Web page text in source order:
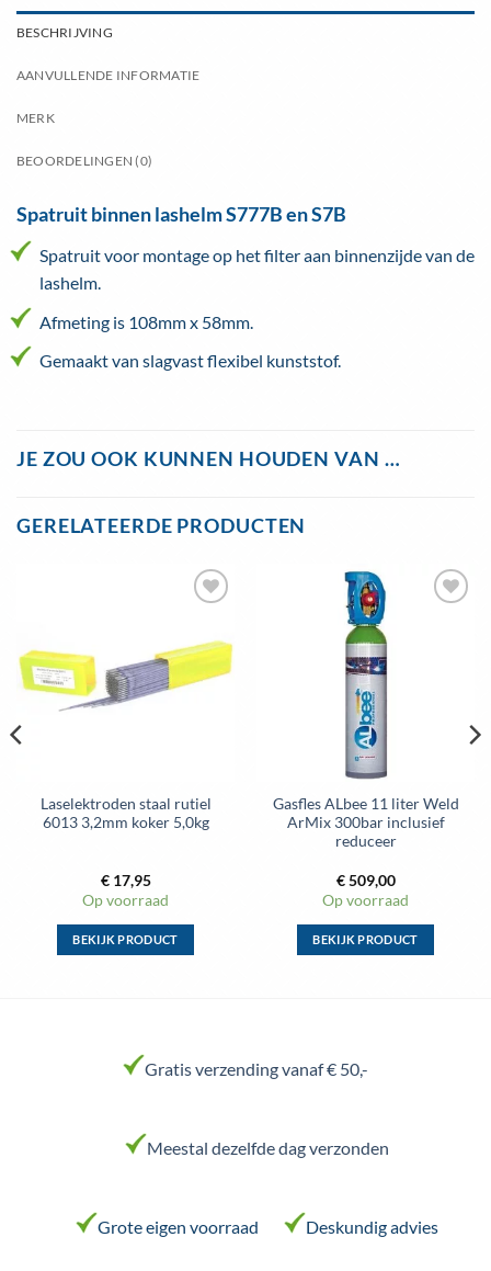
BESCHRIJVING
AANVULLENDE INFORMATIE
MERK
BEOORDELINGEN (0)
Spatruit binnen lashelm S777B en S7B
Spatruit voor montage op het filter aan binnenzijde van de
lashelm.
Afmeting is 108mm x 58mm.
Gemaakt van slagvast flexibel kunststof.
JE ZOU OOK KUNNEN HOUDEN VAN …
GERELATEERDE PRODUCTEN
wenslijst
Laselektroden staal rutiel
6013 3,2mm koker 5,0kg
€17,95
Op voorraad
BEKIJK PRODUCT
variaties.
Deze
gekozen
de
productpagina
Gasfles ALbee 11 liter Weld
ArMix 300bar inclusief
reduceer
€509,00
Op voorraad
BEKIJK PRODUCT
gekozen
de
productpagina
Gratis verzending vanaf € 50,-
Meestal dezelfde dag verzonden
Grote eigen voorraad Deskundig advies